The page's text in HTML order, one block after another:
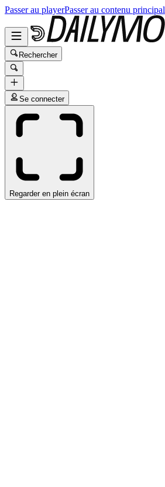
Passer au playerPasser au contenu principal
Rechercher
Se connecter
Regarder en plein écran